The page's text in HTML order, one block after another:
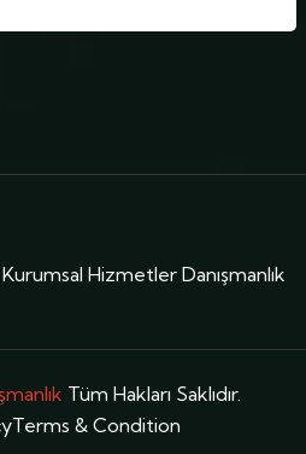
Hizmetler Danışmanlık
Tüm Hakları Saklıdır.
Terms & Condition